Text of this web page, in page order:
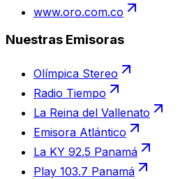
www.oro.com.co
Nuestras Emisoras
Olímpica Stereo
Radio Tiempo
La Reina del Vallenato
Emisora Atlántico
La KY 92.5 Panamá
Play 103.7 Panamá